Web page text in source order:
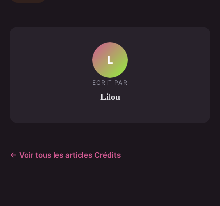
L
ECRIT PAR
Lilou
← Voir tous les articles Crédits